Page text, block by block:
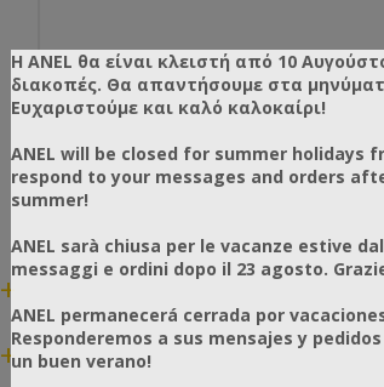
+
+
Η ANEL θα είναι κλειστή από 10
διακοπές. Θα απαντήσουμε στα
Ευχαριστούμε και καλό καλοκαίρι!
ANEL will be closed for summer holidays
respond to your messages and orders
summer!
ANEL sarà chiusa per le vacanze estive
messaggi e ordini dopo il 23 agosto.
ANEL permanecerá cerrada por
Responderemos a sus mensajes y
un buen verano!